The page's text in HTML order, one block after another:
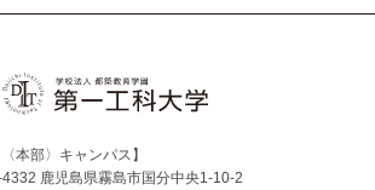
〈本部〉キャンパス】
鹿児島県霧島市国分中央1-10-2